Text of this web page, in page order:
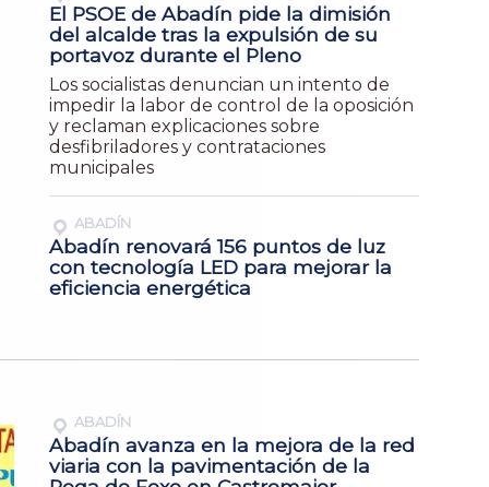
El PSOE de Abadín pide la dimisión
del alcalde tras la expulsión de su
portavoz durante el Pleno
Los socialistas denuncian un intento de
impedir la labor de control de la oposición
y reclaman explicaciones sobre
desfibriladores y contrataciones
municipales
ABADÍN
Abadín renovará 156 puntos de luz
con tecnología LED para mejorar la
eficiencia energética
ABADÍN
Abadín avanza en la mejora de la red
viaria con la pavimentación de la